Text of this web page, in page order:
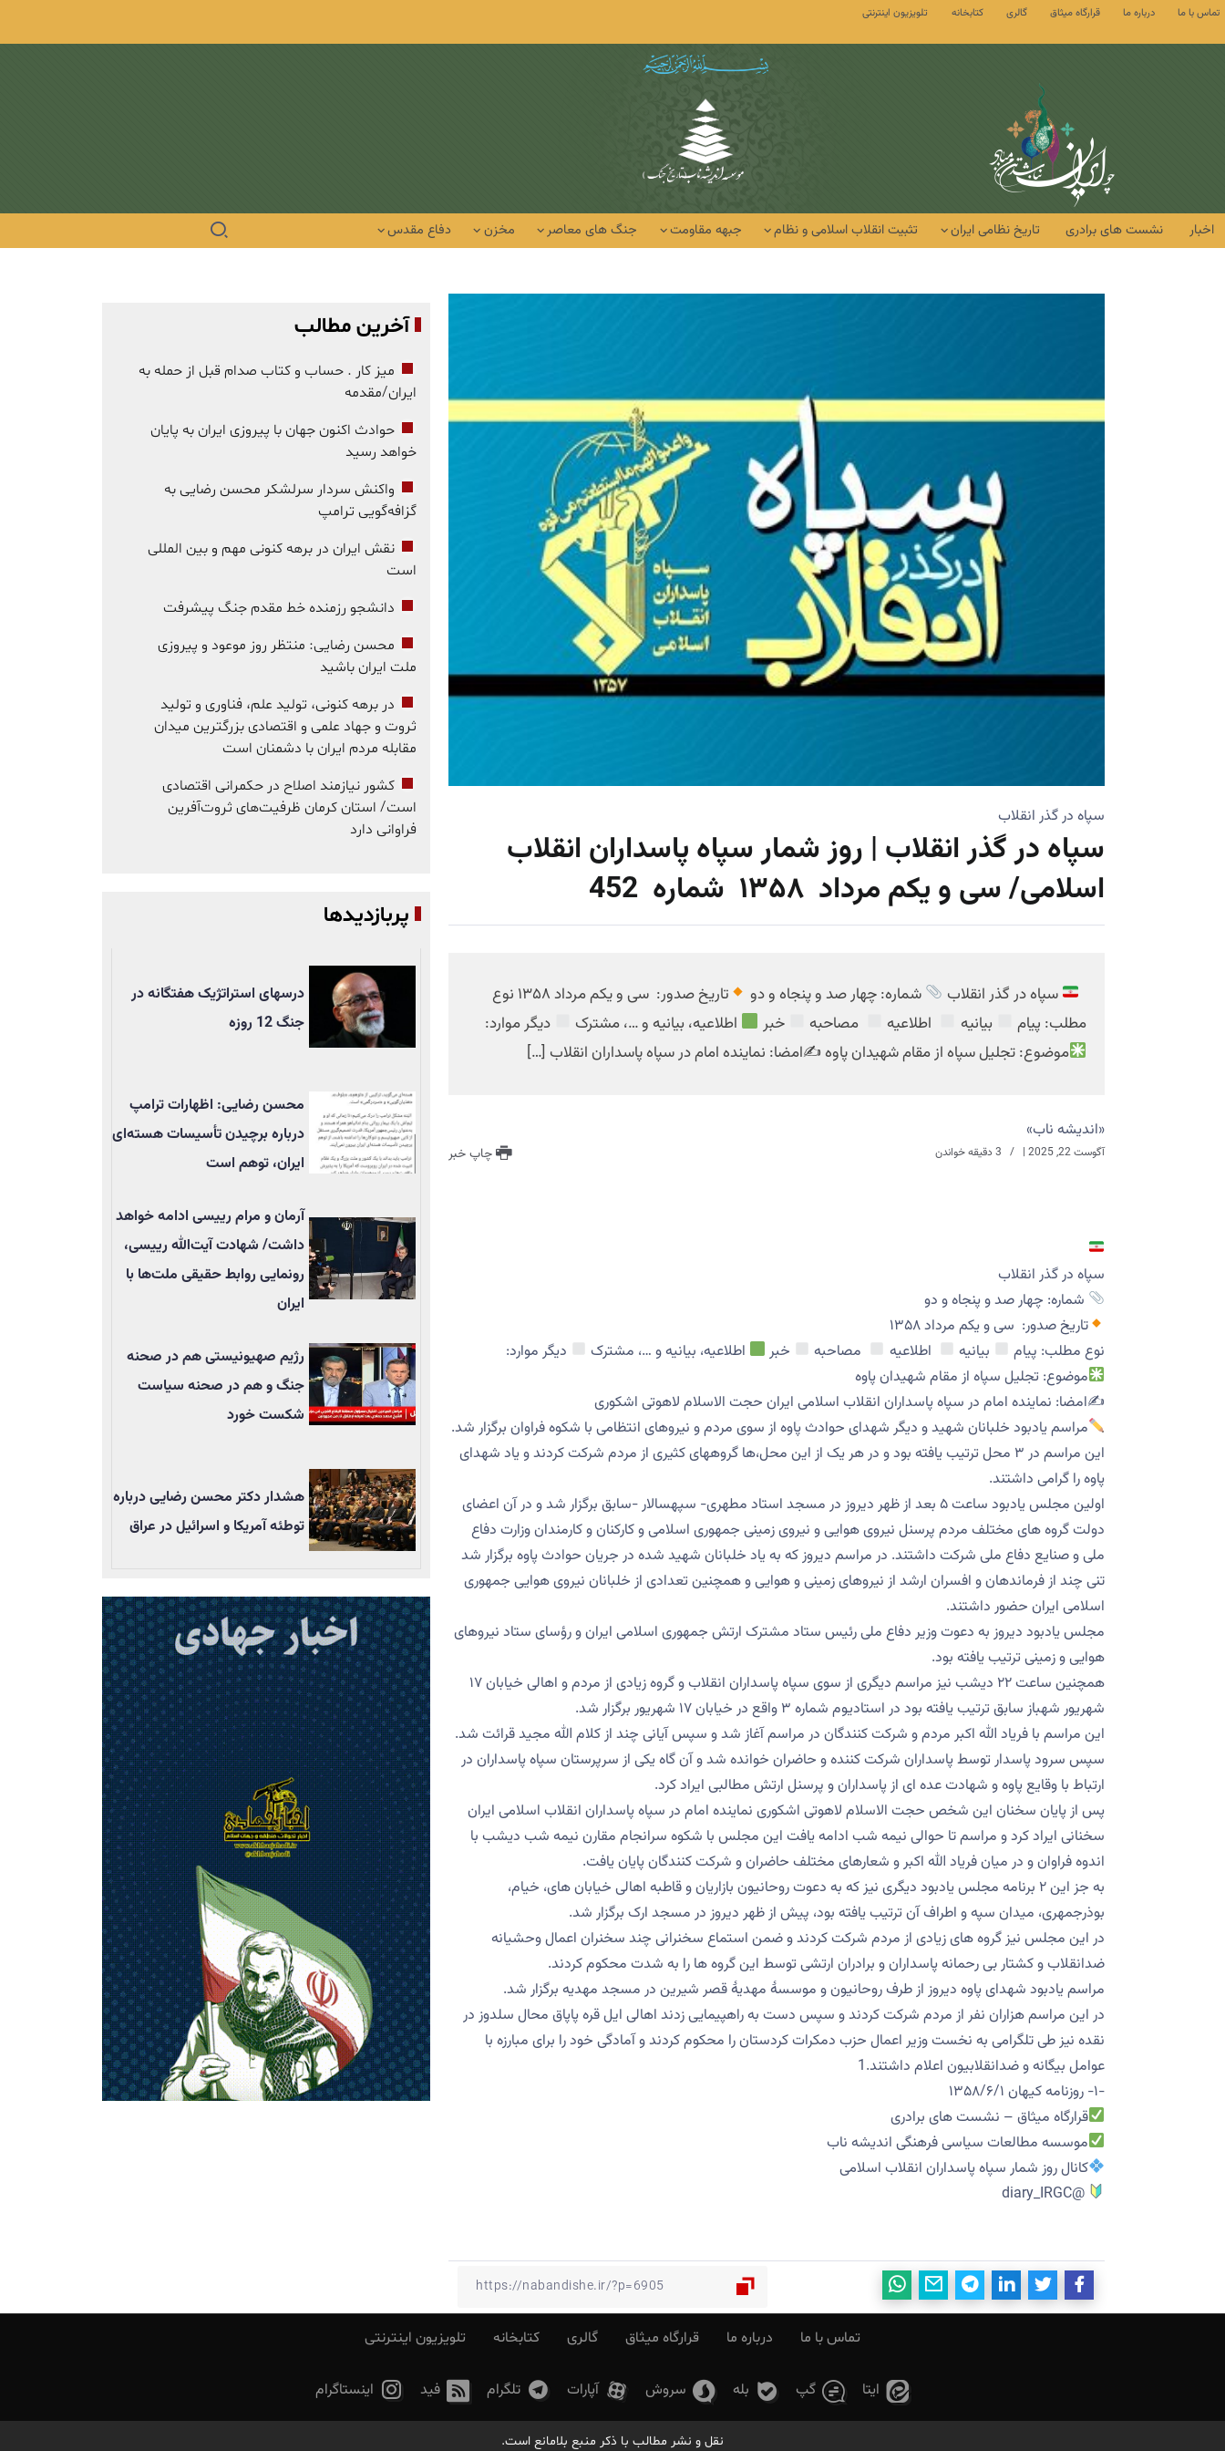
تماس با ما درباره ما قرارگاه میثاق گالری کتابخانه تلویزیون اینترنتی
اخبار نشست های برادری تاریخ نظامی ایران تثبیت انقلاب اسلامی و نظام جبهه مقاومت جنگ های معاصر مخزن دفاع مقدس
سپاه در گذر انقلاب
سپاه در گذر انقلاب | روز شمار سپاه پاسداران انقلاب
اسلامی/ سی و یکم مرداد ۱۳۵۸ شماره 452
سپاه در گذر انقلاب شماره: چهار صد و پنجاه و دو
تاریخ صدور: سی و یکم مرداد ۱۳۵۸ نوع
مطلب: پیام
بیانیه اطلاعیه مصاحبه خبر اطلاعیه، بیانیه و …، مشترک
دیگر موارد:
موضوع: تجلیل سپاه از مقام شهیدان پاوه ✍امضا: نماینده امام در سپاه پاسداران انقلاب […]
«اندیشه ناب»
آگوست 22, 2025 | چاپ خبر
سپاه در گذر انقلاب
شماره: چهار صد و پنجاه و دو
تاریخ صدور: سی و یکم مرداد ۱۳۵۸
نوع مطلب: پیام
بیانیه اطلاعیه مصاحبه خبر اطلاعیه، بیانیه و …، مشترک
دیگر موارد:
موضوع: تجلیل سپاه از مقام شهیدان پاوه
✍️امضا: نماینده امام در سپاه پاسداران انقلاب اسلامی ایران حجت الاسلام لاهوتی اشکوری
مراسم یادبود خلبانان شهید و دیگر شهدای حوادث پاوه از سوی مردم و نیروهای انتظامی با شکوه فراوان برگزار شد.
این مراسم در ۳ محل ترتیب یافته بود و در هر یک از این محل،ها گروههای کثیری از مردم شرکت کردند و یاد شهدای
پاوه را گرامی داشتند.
اولین مجلس یادبود ساعت ۵ بعد از ظهر دیروز در مسجد استاد مطهری- سپهسالار -سابق برگزار شد و در آن اعضای
دولت گروه های مختلف مردم پرسنل نیروی هوایی و نیروی زمینی جمهوری اسلامی و کارکنان و کارمندان وزارت دفاع
ملی و صنایع دفاع ملی شرکت داشتند. در مراسم دیروز که به یاد خلبانان شهید شده در جریان حوادث پاوه برگزار شد
تنی چند از فرماندهان و افسران ارشد از نیروهای زمینی و هوایی و همچنین تعدادی از خلبانان نیروی هوایی جمهوری
اسلامی ایران حضور داشتند.
مجلس یادبود دیروز به دعوت وزیر دفاع ملی رئیس ستاد مشترک ارتش جمهوری اسلامی ایران و رؤسای ستاد نیروهای
هوایی و زمینی ترتیب یافته بود.
همچنین ساعت ۲۲ دیشب نیز مراسم دیگری از سوی سپاه پاسداران انقلاب و گروه زیادی از مردم و اهالی خیابان ۱۷
شهریور شهباز سابق ترتیب یافته بود در استادیوم شماره ۳ واقع در خیابان ۱۷ شهریور برگزار شد.
این مراسم با فریاد الله اکبر مردم و شرکت کنندگان در مراسم آغاز شد و سپس آیانی چند از کلام الله مجید قرائت شد.
سپس سرود پاسدار توسط پاسداران شرکت کننده و حاضران خوانده شد و آن گاه یکی از سرپرستان سپاه پاسداران در
ارتباط با وقایع پاوه و شهادت عده ای از پاسداران و پرسنل ارتش مطالبی ایراد کرد.
پس از پایان سخنان این شخص حجت الاسلام لاهوتی اشکوری نماینده امام در سپاه پاسداران انقلاب اسلامی ایران
سخنانی ایراد کرد و مراسم تا حوالی نیمه شب ادامه یافت این مجلس با شکوه سرانجام مقارن نیمه شب دیشب با
اندوه فراوان و در میان فریاد الله اکبر و شعارهای مختلف حاضران و شرکت کنندگان پایان یافت.
به جز این ۲ برنامه مجلس یادبود دیگری نیز که به دعوت روحانیون بازاریان و قاطبه اهالی خیابان های، خیام،
بوذرجمهری، میدان سپه و اطراف آن ترتیب یافته بود، پیش از ظهر دیروز در مسجد ارک برگزار شد.
در این مجلس نیز گروه های زیادی از مردم شرکت کردند و ضمن استماع سخنرانی چند سخنران اعمال وحشیانه
ضدانقلاب و کشتار بی رحمانه پاسداران و برادران ارتشی توسط این گروه ها را به شدت محکوم کردند.
مراسم یادبود شهدای پاوه دیروز از طرف روحانیون و موسسۀ مهدیۀ قصر شیرین در مسجد مهدیه برگزار شد.
در این مراسم هزاران نفر از مردم شرکت کردند و سپس دست به راهپیمایی زدند اهالی ایل قره پاپاق محال سلدوز در
نقده نیز طی تلگرامی به نخست وزیر اعمال حزب دمکرات کردستان را محکوم کردند و آمادگی خود را برای مبارزه با
عوامل بیگانه و ضدانقلابیون اعلام داشتند.1
-۱- روزنامه کیهان ۱۳۵۸/۶/۱
قرارگاه میثاق – نشست های برادری
موسسه مطالعات سیاسی فرهنگی اندیشه ناب
کانال روز شمار سپاه پاسداران انقلاب اسلامی
@diary_IRGC
آخرین مطالب
میز کار . حساب و کتاب صدام قبل از حمله به
ایران/مقدمه
حوادث اکنون جهان با پیروزی ایران به پایان
خواهد رسید
واکنش سردار سرلشکر محسن رضایی به
گزافه‌گویی ترامپ
نقش ایران در برهه کنونی مهم و بین المللی
است
دانشجو رزمنده خط مقدم جنگ پیشرفت
محسن رضایی: منتظر روز موعود و پیروزی
ملت ایران باشید
در برهه کنونی، تولید علم، فناوری و تولید
ثروت و جهاد علمی و اقتصادی بزرگترین میدان
مقابله مردم ایران با دشمنان است
کشور نیازمند اصلاح در حکمرانی اقتصادی
است/ استان کرمان ظرفیت‌های ثروت‌آفرین
فراوانی دارد
پربازدیدها
درسهای استراتژیک هفتگانه در
جنگ 12 روزه
محسن رضایی: اظهارات ترامپ
درباره برچیدن تأسيسات هسته‌ای
ایران، توهم است
آرمان و مرام رییسی ادامه خواهد
داشت/ شهادت آیت‌الله رییسی،
رونمایی روابط حقیقی ملت‌ها با
ایران
رژیم صهیونیستی هم در صحنه
جنگ و هم در صحنه سیاست
شکست خورد
هشدار دکتر محسن رضایی درباره
توطئه آمریکا و اسرائیل در عراق
تماس با ما درباره ما قرارگاه میثاق گالری کتابخانه تلویزیون اینترنتی
ایتا گپ بله سروش آپارات تلگرام فید اینستاگرام
نقل و نشر مطالب با ذکر منبع بلامانع است.